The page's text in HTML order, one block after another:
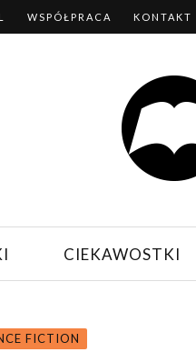
WSPÓŁPRACA KONTAKT
CIEKAWOSTKI
FICTION